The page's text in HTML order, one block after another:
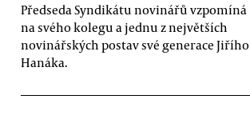
Předseda Syndikátu novinářů vzpomíná
na svého kolegu a jednu z největších
novinářských postav své generace Jiřího
Hanáka.